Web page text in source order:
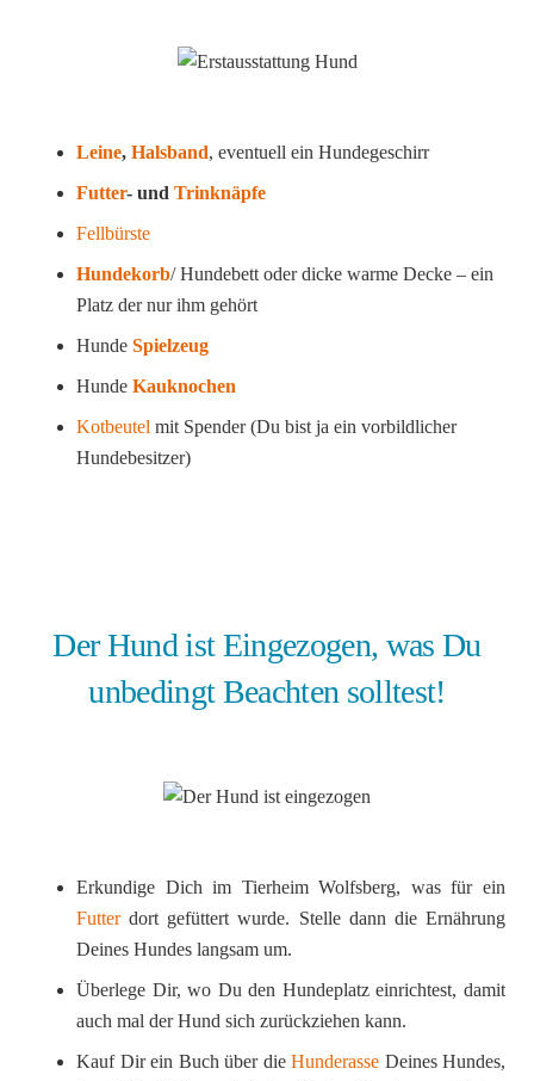
Leine, Halsband, eventuell ein Hundegeschirr
Futter- und Trinknäpfe
Fellbürste
Hundekorb/ Hundebett oder dicke warme Decke – ein
Platz der nur ihm gehört
Hunde Spielzeug
Hunde Kauknochen
Kotbeutel mit Spender (Du bist ja ein vorbildlicher
Hundebesitzer)
Der Hund ist Eingezogen, was Du
unbedingt Beachten solltest!
Erkundige Dich im Tierheim Wolfsberg, was für ein
Futterdort gefüttert wurde. Stelle dann die Ernährung
Deines Hundes langsam um.
Überlege Dir, wo Du den Hundeplatz einrichtest, damit
auch mal der Hund sich zurückziehen kann.
Kauf Dir ein Buch über die Hunderasse Deines Hundes,